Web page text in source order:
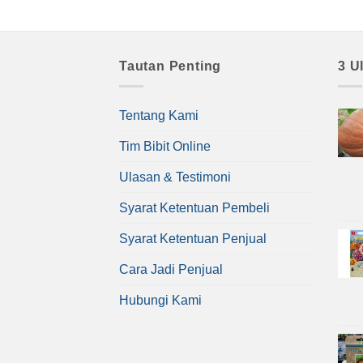
Tautan Penting
Tentang Kami
Tim Bibit Online
Ulasan & Testimoni
Syarat Ketentuan Pembeli
Syarat Ketentuan Penjual
Cara Jadi Penjual
Hubungi Kami
3